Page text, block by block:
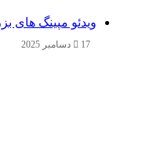
ویدئو مپینگ های
17 دسامبر 2025